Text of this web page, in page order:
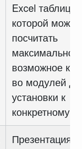
Excel таблица
которой можно
посчитать
максимально
возможное
во модулей
установки к
конкретному
Презентация